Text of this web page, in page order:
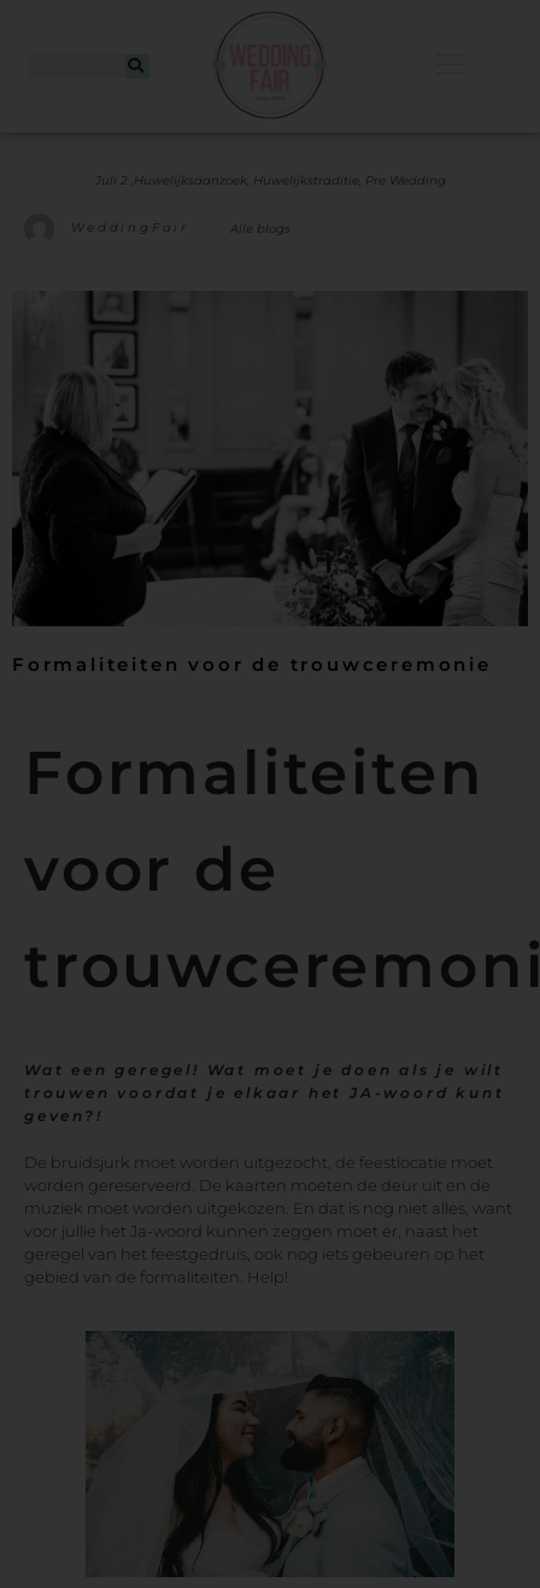
Juli 2 ,Huwelijksaanzoek, Huwelijkstraditie, Pre Wedding
WeddingFair Alle blogs
Formaliteiten voor de trouwceremonie
Formaliteiten
voor de
Wat een geregel! Wat moet je doen als je wilt
trouwen voordat je elkaar het JA-woord kunt
geven?!
De bruidsjurk moet worden uitgezocht, de feestlocatie moet
worden gereserveerd. De kaarten moeten de deur uit en de
muziek moet worden uitgekozen. En dat is nog niet alles, want
voor jullie het Ja-woord kunnen zeggen moet er, naast het
geregel van het feestgedruis, ook nog iets gebeuren op het
gebied van de formaliteiten. Help!